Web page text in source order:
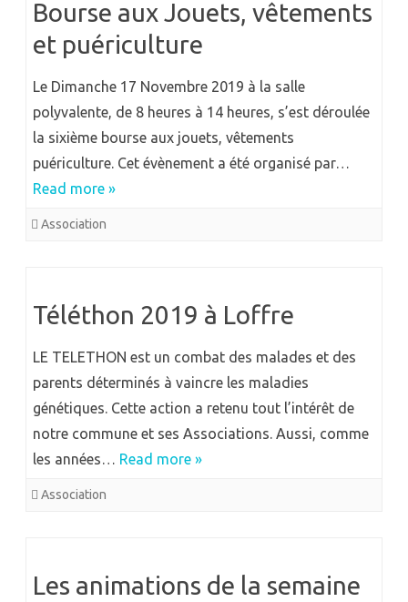
Bourse aux Jouets, vêtements
et puériculture
Le Dimanche 17 Novembre 2019 à la salle
polyvalente, de 8 heures à 14 heures, s’est déroulée
la sixième bourse aux jouets, vêtements
puériculture. Cet évènement a été organisé par…
Read more »
Association
Téléthon 2019 à Loffre
LE TELETHON est un combat des malades et des
parents déterminés à vaincre les maladies
génétiques. Cette action a retenu tout l’intérêt de
notre commune et ses Associations. Aussi, comme
les années… Read more »
Association
Les animations de la semaine